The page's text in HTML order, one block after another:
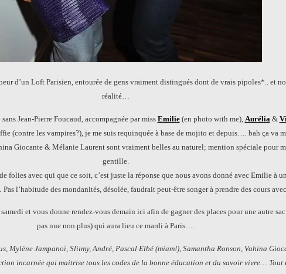
d’un Loft Parisien, entourée de gens vraiment distingués dont de vrais pipoles*.. et
réalité…
Jean-Pierre Foucaud, accompagnée par missEmilie(en photo with me), Aurélia &
(contre les vampires?), je me suis requinquée à base de mojito et depuis…. bah ça va
Giocante & Mélanie Laurent sont vraiment belles au naturel; mention spéciale pour
gentille.
folies avec qui que ce soit, c’est juste la réponse que nous avons donné avec Emilie à
l’habitude des mondanités, désolée, faudrait peut-être songer à prendre des cours
et vous donne rendez-vous demain ici afin de gagner des places pour une autre
pas nue non plus) qui aura lieu ce mardi à Paris….
Mylène Jampanoï, Sliimy, André, Pascal Elbé (miam!), Samantha Ronson, Vahina
incarnée qui maitrise tous les codes de la bonne éducation et du savoir vivre… Tout